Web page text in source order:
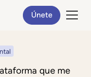
Únete
que me